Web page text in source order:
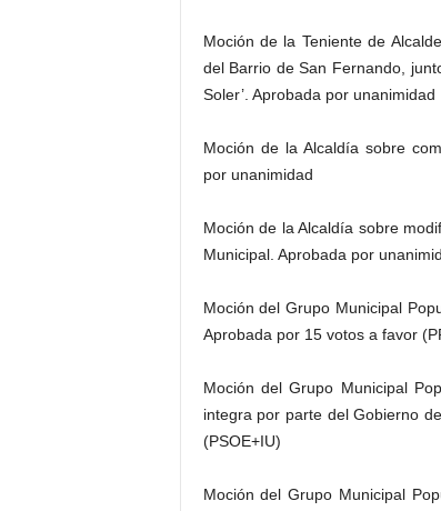
Moción de la Teniente de
del Barrio de San Fernando,
Soler’. Aprobada por unanimidad
Moción de la Alcaldía sobre
por unanimidad
Moción de la Alcaldía sobre
Municipal. Aprobada por
Moción del Grupo Municipal
Aprobada por 15 votos a favor
Moción del Grupo Municipal
integra por parte del Gobierno
(PSOE+IU)
Moción del Grupo Municipal